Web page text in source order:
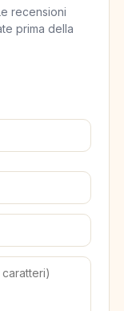
recensioni
prima della